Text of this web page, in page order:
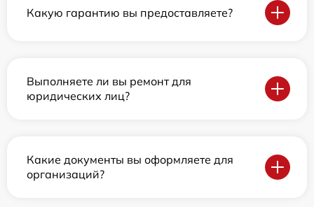
Какую гарантию вы предоставляете?
Выполняете ли вы ремонт для
юридических лиц?
Какие документы вы оформляете для
организаций?